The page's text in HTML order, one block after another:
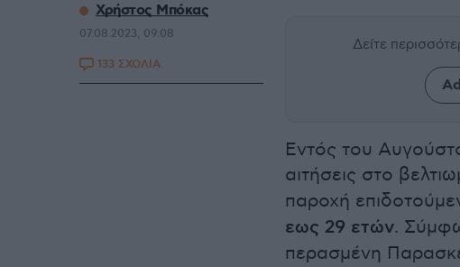
Δείτε
Εντός του
αιτήσεις στο
παροχή
εως 29 ετών.
περασμένη
Χρήστος Μπόκας
07.08.2023, 09:08
133 ΣΧΟΛΙΑ